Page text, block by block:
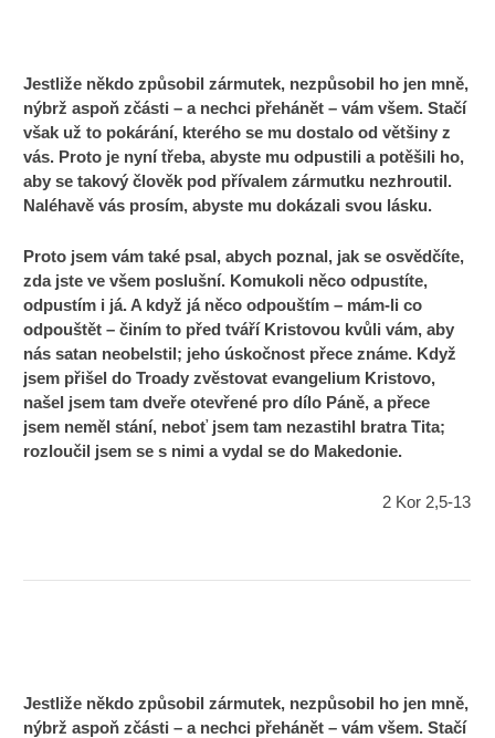
Jestliže někdo způsobil zármutek, nezpůsobil ho jen mně,
nýbrž aspoň zčásti – a nechci přehánět – vám všem. Stačí
však už to pokárání, kterého se mu dostalo od většiny z
vás. Proto je nyní třeba, abyste mu odpustili a potěšili ho,
aby se takový člověk pod přívalem zármutku nezhroutil.
Naléhavě vás prosím, abyste mu dokázali svou lásku.
Proto jsem vám také psal, abych poznal, jak se osvědčíte,
zda jste ve všem poslušní. Komukoli něco odpustíte,
odpustím i já. A když já něco odpouštím – mám-li co
odpouštět – činím to před tváří Kristovou kvůli vám, aby
nás satan neobelstil; jeho úskočnost přece známe. Když
jsem přišel do Troady zvěstovat evangelium Kristovo,
našel jsem tam dveře otevřené pro dílo Páně, a přece
jsem neměl stání, neboť jsem tam nezastihl bratra Tita;
rozloučil jsem se s nimi a vydal se do Makedonie.
2 Kor 2,5-13
Jestliže někdo způsobil zármutek, nezpůsobil ho jen mně,
nýbrž aspoň zčásti – a nechci přehánět – vám všem. Stačí